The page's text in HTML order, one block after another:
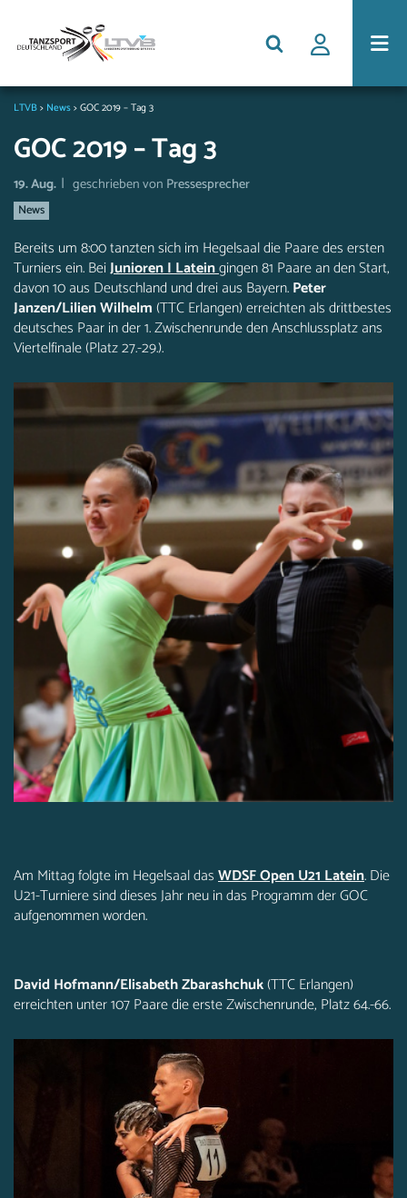
LTVB> News>GOC 2019 – Tag 3
GOC 2019 – Tag 3
19. Aug. | geschrieben von Pressesprecher
News
Bereits um 8:00 tanzten sich im Hegelsaal die Paare des ersten
Turniers ein. BeiJunioren I Lateingingen 81 Paare an den Start,
davon 10 aus Deutschland und drei aus Bayern.Peter
Janzen/Lilien Wilhelm(TTC Erlangen) erreichten als drittbestes
deutsches Paar in der 1. Zwischenrunde den Anschlussplatz ans
Viertelfinale (Platz 27.-29.).
Am Mittag folgte im Hegelsaal dasWDSF Open U21 Latein. Die
U21-Turniere sind dieses Jahr neu in das Programm der GOC
aufgenommen worden.
David Hofmann/Elisabeth Zbarashchuk(TTC Erlangen)
erreichten unter 107 Paare die erste Zwischenrunde, Platz 64.-66.